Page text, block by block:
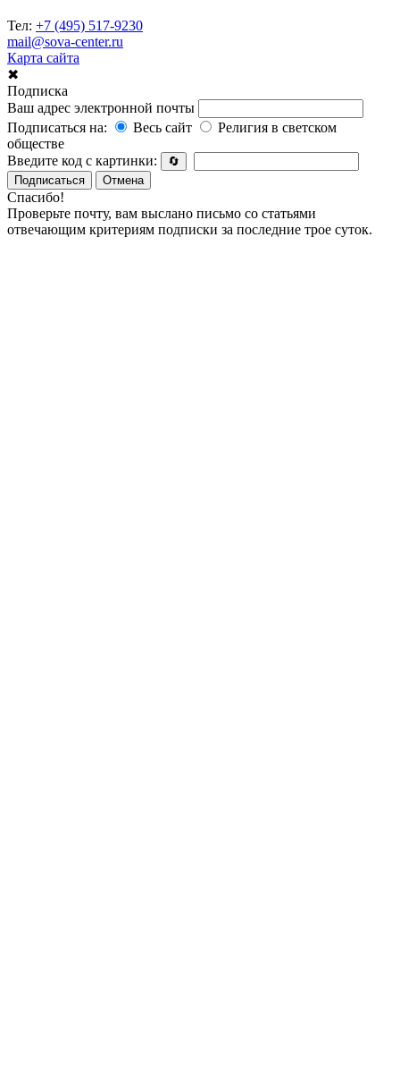
Тел: +7 (495) 517-9230
mail@sova-center.ru
Карта сайта
✖
Подписка
Ваш адрес электронной почты
Подписаться на:
Весь сайт
Религия в светском
обществе
Введите код с картинки:
🔄
Подписаться
Отмена
Спасибо!
Проверьте почту, вам выслано письмо со статьями
отвечающим критериям подписки за последние трое суток.